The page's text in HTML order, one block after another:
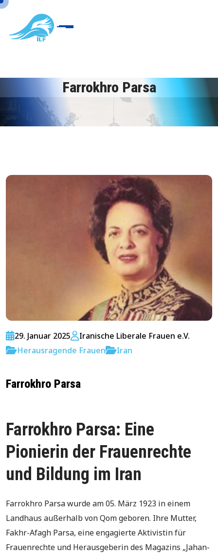
Farrokhro Parsa
29. Januar 2025
Iranische Liberale Frauen e.V.
Herausragende Frauen
Iran
Farrokhro Parsa
Farrokhro Parsa: Eine
Pionierin der Frauenrechte
und Bildung im Iran
Farrokhro Parsa wurde am 05. März 1923 in einem
Landhaus außerhalb von Qom geboren. Ihre Mutter,
Fakhr-Afagh Parsa, eine engagierte Aktivistin für
Frauenrechte und Herausgeberin des Magazins „Jahan-